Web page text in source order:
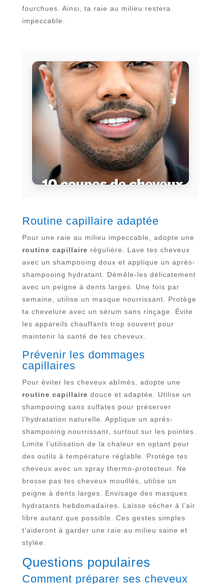
fourchues. Ainsi, ta raie au milieu restera
impeccable.
Routine capillaire adaptée
Pour une raie au milieu impeccable, adopte une
routine capillaire régulière. Lave tes cheveux
avec un shampooing doux et applique un après-
shampooing hydratant. Démêle-les délicatement
avec un peigne à dents larges. Une fois par
semaine, utilise un masque nourrissant. Protège
ta chevelure avec un sérum sans rinçage. Évite
les appareils chauffants trop souvent pour
maintenir la santé de tes cheveux.
Prévenir les dommages
capillaires
Pour éviter les cheveux abîmés, adopte une
routine capillaire douce et adaptée. Utilise un
shampooing sans sulfates pour préserver
l’hydratation naturelle. Applique un après-
shampooing nourrissant, surtout sur les pointes.
Limite l’utilisation de la chaleur en optant pour
des outils à température réglable. Protège tes
cheveux avec un spray thermo-protecteur. Ne
brosse pas tes cheveux mouillés, utilise un
peigne à dents larges. Envisage des masques
hydratants hebdomadaires. Laisse sécher à l’air
libre autant que possible. Ces gestes simples
t’aideront à garder une raie au milieu saine et
stylée.
Questions populaires
Comment préparer ses cheveux